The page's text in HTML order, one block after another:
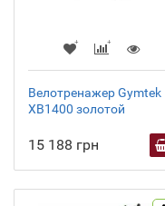
Велотренажер Gymtek
XB1400 золотой
15 188 грн